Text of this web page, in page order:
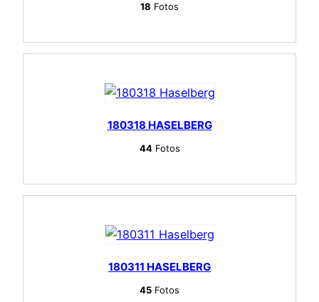
18 Fotos
180318 HASELBERG
44Fotos
180311 HASELBERG
45 Fotos